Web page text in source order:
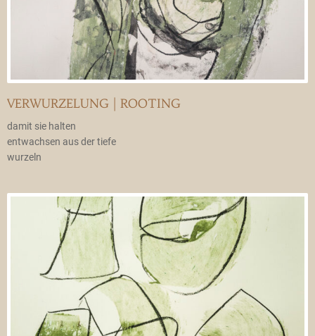
VERWURZELUNG | ROOTING
damit sie halten
entwachsen aus der tiefe
wurzeln